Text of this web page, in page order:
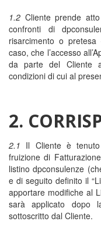
1.2 Cliente prende
confronti di
risarcimento o
caso, che l’accesso
da parte del Cliente
condizioni di cui al
2.
2.1 Il Cliente è
fruizione di
listino dpconsulenze
e di seguito definito il
apportare modifiche al
sarà applicato dopo
sottoscritto dal Cliente.